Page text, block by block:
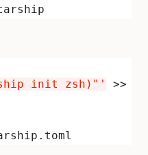
init zsh)"'